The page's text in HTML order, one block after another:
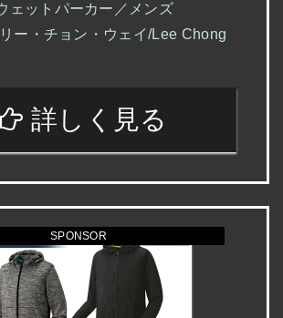
ェットパーカー／メンズ
ー・チョン・ウェイ/Lee Chong
詳しく見る
SPONSOR